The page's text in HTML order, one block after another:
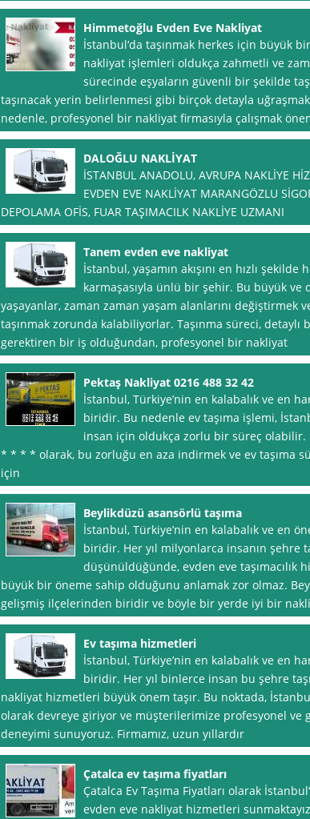
Himmetoğlu Evden Eve Nakliyat
İstanbul‘da taşınmak herkes için büyük
nakliyat işlemleri oldukça zahmetli ve
sürecinde eşyaların güvenli bir şekilde
taşınacak yerin belirlenmesi gibi birçok detayla
nedenle, profesyonel bir nakliyat firmasıyla çalışmak
DALOĞLU NAKLİYAT
İSTANBUL ANADOLU, AVRUPA NAKLİYE
EVDEN EVE NAKLİYAT MARANGÖZLU
DEPOLAMA OFİS, FUAR TAŞIMACILK NAKLİYE UZMANI
Tanem evden eve nakliyat
İstanbul, yaşamın akışını en hızlı şekilde
karmaşasıyla ünlü bir şehir. Bu büyük ve
yaşayanlar, zaman zaman yaşam alanlarını değiştirmek
taşınmak zorunda kalabiliyorlar. Taşınma süreci, detaylı
gerektiren bir iş olduğundan, profesyonel bir nakliyat
Pektaş Nakliyat 0216 488 32 42
İstanbul, Türkiye’nin en kalabalık ve en
biridir. Bu nedenle ev taşıma işlemi,
insan için oldukça zorlu bir süreç olabilir.
* * * * olarak, bu zorluğu en aza indirmek ve ev taşıma
için
Beylikdüzü asansörlü taşıma
İstanbul, Türkiye’nin en kalabalık ve en
biridir. Her yıl milyonlarca insanın şehre
düşünüldüğünde, evden eve taşımacılık
büyük bir öneme sahip olduğunu anlamak zor olmaz.
gelişmiş ilçelerinden biridir ve böyle bir yerde iyi bir
Ev taşıma hizmetleri
İstanbul, Türkiye’nin en kalabalık ve en
biridir. Her yıl binlerce insan bu şehre
nakliyat hizmetleri büyük önem taşır. Bu noktada,
olarak devreye giriyor ve müşterilerimize profesyonel ve
deneyimi sunuyoruz. Firmamız, uzun yıllardır
Çatalca ev taşıma fiyatları
Çatalca Ev Taşıma Fiyatları olarak
evden eve nakliyat hizmetleri